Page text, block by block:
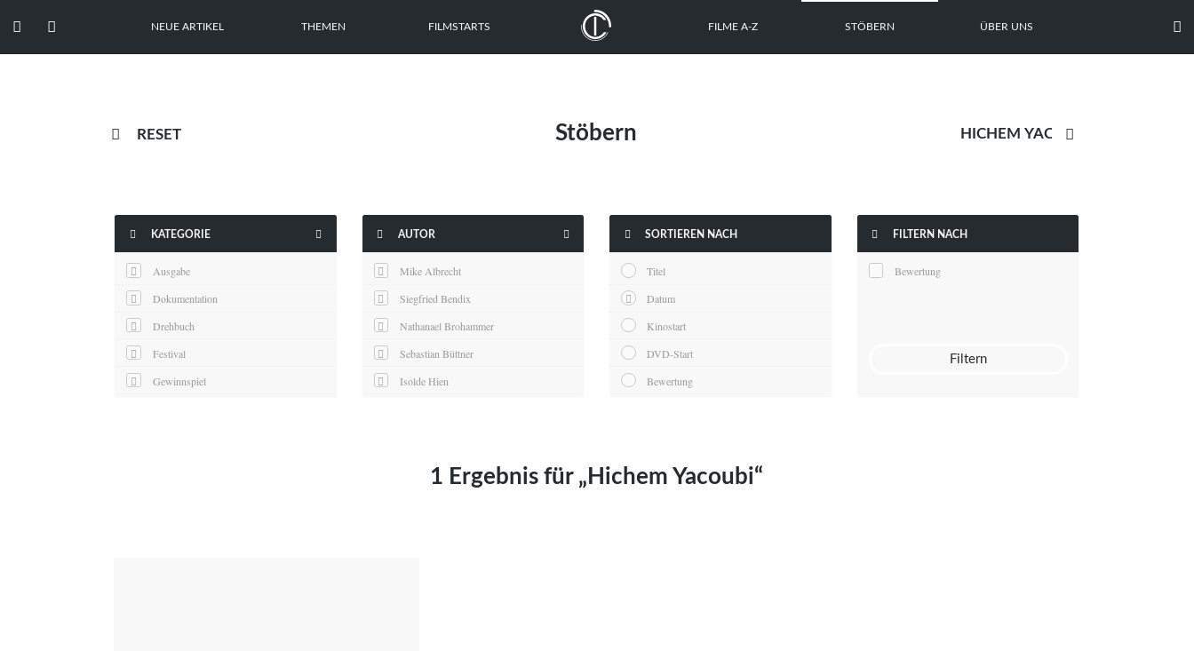
  NEUE ARTIKEL THEMEN FILMSTARTS FILME A-Z STÖBERN ÜBER UNS 
 RESET Stöbern 
 KATEGORIE 
Ausgabe
Dokumentation
Drehbuch
Festival
Gewinnspiel
 AUTOR 
Mike Albrecht
Siegfried Bendix
Nathanael Brohammer
Sebastian Büttner
Isolde Hien
Maximilian Kosing
 SORTIEREN NACH
Titel
Datum
Kinostart
DVD-Start
Bewertung
 FILTERN NACH
Bewertung
Filtern
1 Ergebnis für „Hichem Yacoubi“